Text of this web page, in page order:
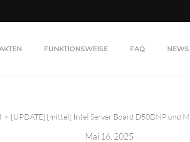
FUNKTIONSWEISE FAQ
> [UPDATE] [mittel] Intel Server Board D50DNP und
Mai 16, 2025